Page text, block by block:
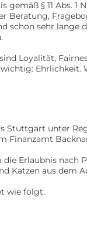
§ 11 Abs. 1
Beratung,
schon sehr lange
Loyalität,
Stuttgart unter
Finanzamt
Erlaubnis nach
Katzen aus dem
wie folgt: